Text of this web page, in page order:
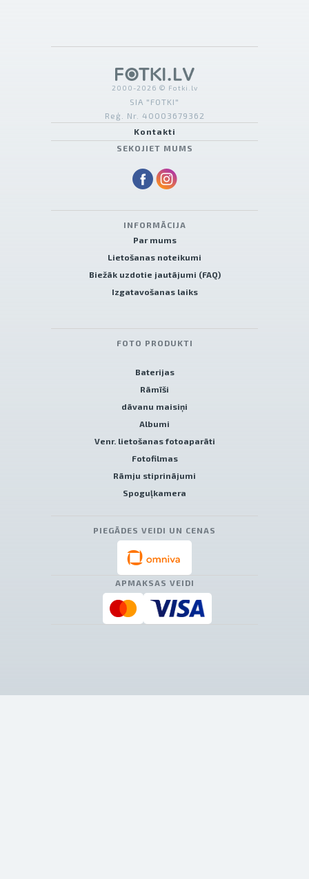
2000-2026 © Fotki.lv
SIA "FOTKI"
Reģ. Nr. 40003679362
Kontakti
SEKOJIET MUMS
INFORMĀCIJA
Par mums
Lietošanas noteikumi
Biežāk uzdotie jautājumi (FAQ)
Izgatavošanas laiks
FOTO PRODUKTI
Baterijas
Rāmīši
dāvanu maisiņi
Albumi
Venr. lietošanas fotoaparāti
Fotofilmas
Rāmju stiprinājumi
Spoguļkamera
PIEGĀDES VEIDI UN CENAS
APMAKSAS VEIDI